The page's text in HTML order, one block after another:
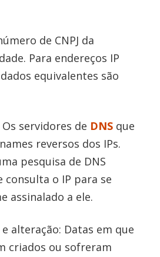
de CNPJ da
Para endereços IP
equivalentes são
Os servidores de DNS que
reversos dos IPs.
pesquisa de DNS
consulta o IP para se
assinalado a ele.
alteração: Datas em que
criados ou sofreram